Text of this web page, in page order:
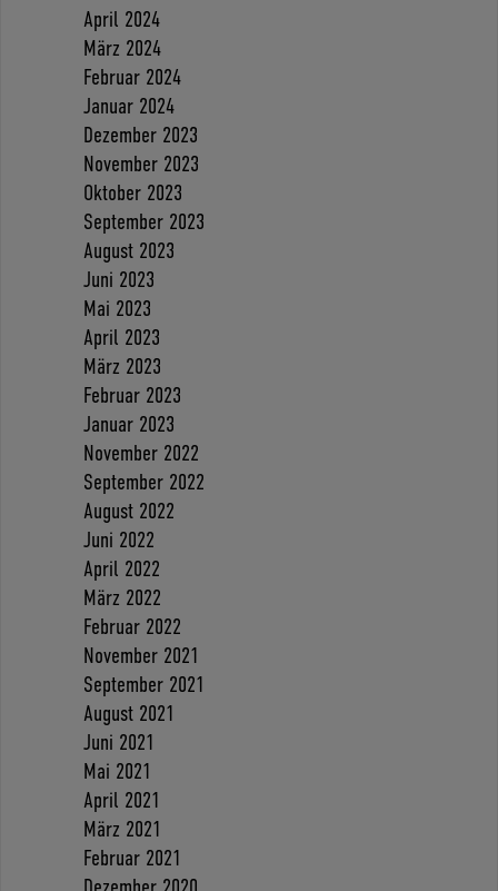
April 2024
März 2024
Februar 2024
Januar 2024
Dezember 2023
November 2023
Oktober 2023
September 2023
August 2023
Juni 2023
Mai 2023
April 2023
März 2023
Februar 2023
Januar 2023
November 2022
September 2022
August 2022
Juni 2022
April 2022
März 2022
Februar 2022
November 2021
September 2021
August 2021
Juni 2021
Mai 2021
April 2021
März 2021
Februar 2021